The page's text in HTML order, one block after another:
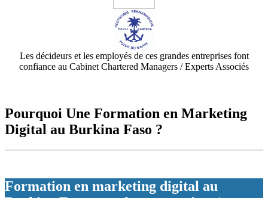
Les décideurs et les employés de ces grandes entreprises font
confiance au Cabinet Chartered Managers / Experts Associés
Pourquoi Une Formation en Marketing
Digital au Burkina Faso ?
Formation en marketing digital au